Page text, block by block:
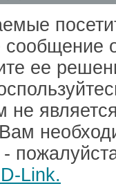
сообщение
ее
не
-
Link.